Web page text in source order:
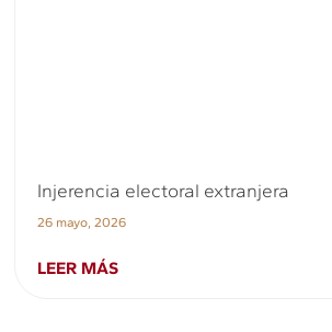
Injerencia electoral extranjera
26 mayo, 2026
LEER MÁS